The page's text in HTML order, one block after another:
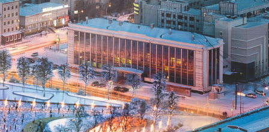
ПЛОЩАДЬ ИМ. ЛЕНИНА
ПРОЕКТ